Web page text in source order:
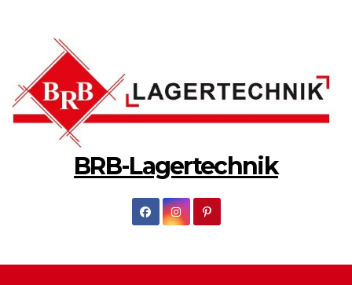
BRB-Lagertechnik